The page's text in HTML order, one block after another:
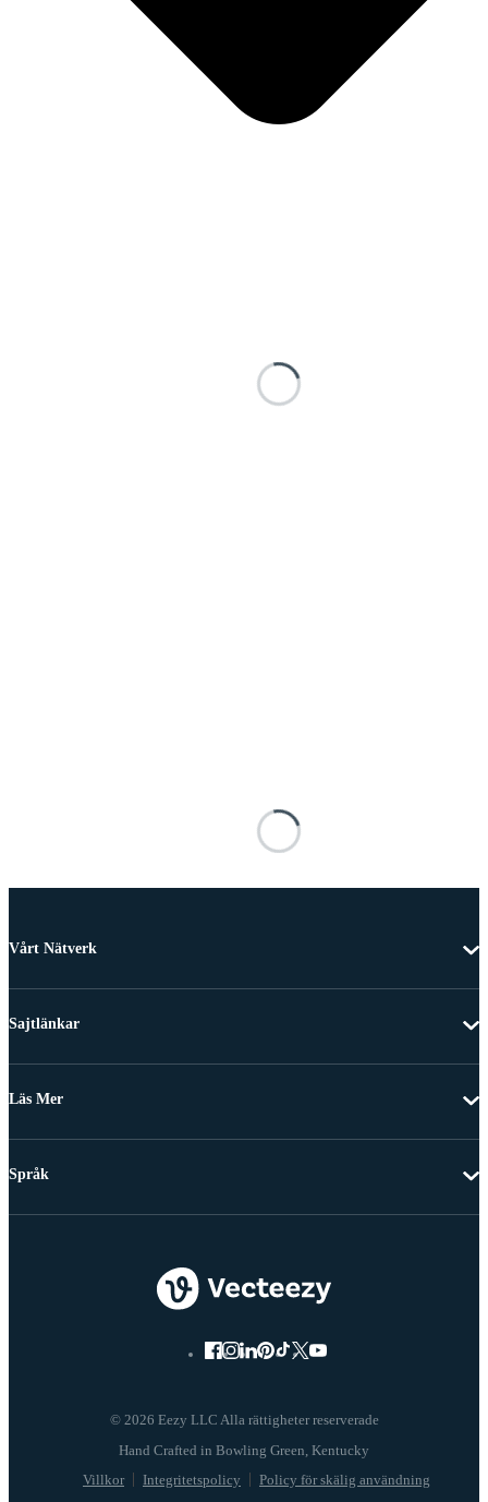
Vårt Nätverk
Sajtlänkar
Läs Mer
© 2026 Eezy LLC Alla rättigheter reserverade
Villkor Integritetspolicy Policy för skälig användning
Språk